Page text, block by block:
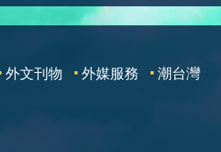
外文刊物 外媒服務 潮台灣